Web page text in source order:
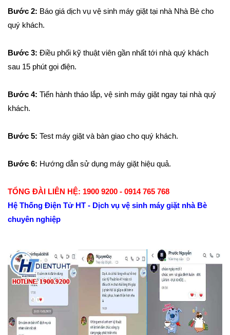
Bước 2: Báo giá dịch vụ vệ sinh máy giặt tại nhà Nhà Bè cho
quý khách.
Bước 3: Điều phối kỹ thuật viên gần nhất tới nhà quý khách
sau 15 phút gọi điện.
Bước 4: Tiến hành tháo lắp, vệ sinh máy giặt ngay tại nhà quý
khách.
Bước 5: Test máy giặt và bàn giao cho quý khách.
Bước 6: Hướng dẫn sử dụng máy giặt hiệu quả.
TỔNG ĐÀI LIÊN HỆ: 1900 9200 - 0914 765 768
Hệ Thống Điện Tử HT - Dịch vụ vệ sinh máy giặt nhà Bè
chuyên nghiệp